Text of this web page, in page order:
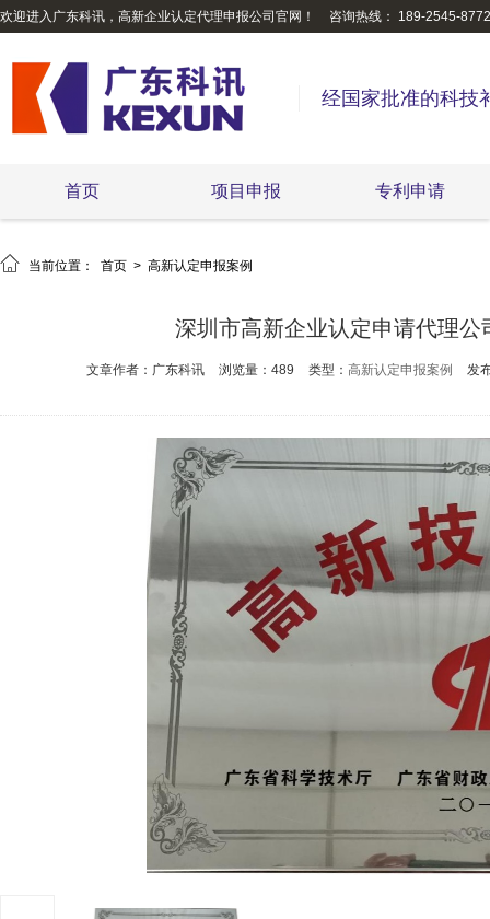
欢迎进入广东科讯，高新企业认定代理申报公司官网！ 咨询热线： 189-2545-8772
经国家批准的科技
首页 项目申报 专利申请
 当前位置： 首页 > 高新认定申报案例
深圳市高新企业认定申请代理
文章作者：广东科讯 浏览量：489 类型： 高新认定申报案例 发